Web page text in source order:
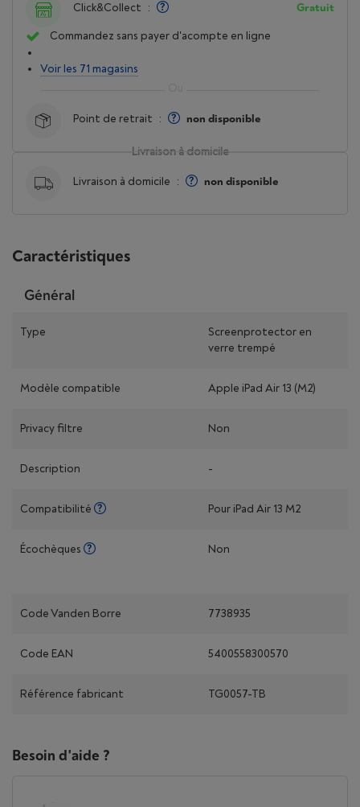
Livraison à domicile
Livraison à domicile : non disponible
Click&Collect : Gratuit
Commandez sans payer d'acompte en ligne
Voir les 71 magasins
Point de retrait : non disponible
Caractéristiques
Général
Type
Screenprotector en
verre trempé
Modèle compatible Apple iPad Air 13 (M2)
Privacy filtre Non
Description -
Compatibilité Pour iPad Air 13 M2
Écochèques Non
Code Vanden Borre 7738935
Code EAN 5400558300570
Référence fabricant TG0057-TB
Besoin d'aide ?